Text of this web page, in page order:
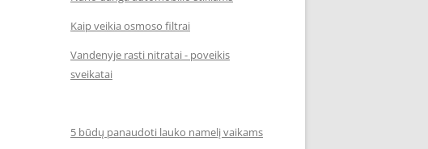
Kaip veikia osmoso filtrai
Vandenyje rasti nitratai - poveikis
sveikatai
5 būdų panaudoti lauko namelį vaikams